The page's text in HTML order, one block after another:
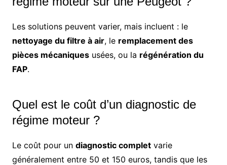
Les solutions peuvent varier, mais incluent : le
nettoyage du filtre à air, le remplacement des
pièces mécaniquesusées, ou la régénération du
FAP.
Quel est le coût d’un diagnostic de
régime moteur ?
Le coût pour un diagnostic completvarie
généralement entre 50 et 150 euros, tandis que les